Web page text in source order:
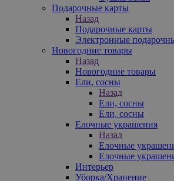
Подарочные карты
Назад
Подарочные карты
Электронные
Новогодние товары
Назад
Новогодние товары
Ели, сосны
Назад
Ели, сосны
Ели, сосны
Елочные украшения
Назад
Елочные
Елочные
Интерьер
Уборка/Хранение